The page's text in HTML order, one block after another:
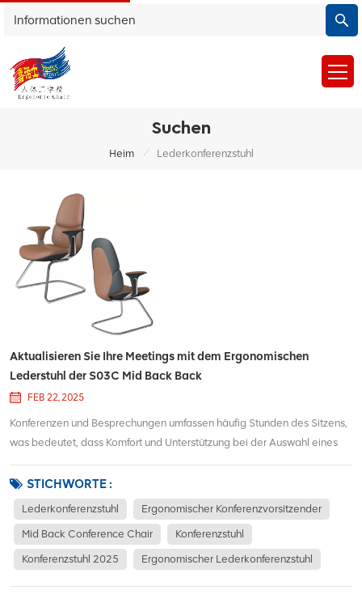
Suchen
Heim / Lederkonferenzstuhl
Aktualisieren Sie Ihre Meetings mit dem Ergonomischen
Lederstuhl der S03C Mid Back Back
FEB 22, 2025
Konferenzen und Besprechungen umfassen häufig Stunden des Sitzens,
was bedeutet, dass Komfort und Unterstützung bei der Auswahl eines
Ergonomic Leder Conference Stuhl Es ist so konzipiert, dass sie sowohl
in Spaten liefern und ei...
STICHWORTE :
Lederkonferenzstuhl Ergonomischer Konferenzvorsitzender
Mid Back Conference Chair Konferenzstuhl
Konferenzstuhl 2025 Ergonomischer Lederkonferenzstuhl